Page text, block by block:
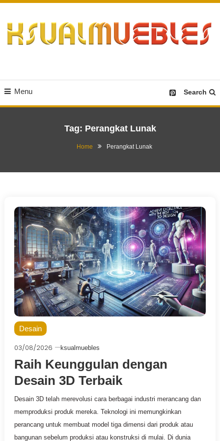
Content
Menu Search
Tag: Perangkat Lunak
Home Perangkat Lunak
Desain
03/08/2026 ksualmuebles
Raih Keunggulan dengan
Desain 3D Terbaik
Desain 3D telah merevolusi cara berbagai industri merancang dan
memproduksi produk mereka. Teknologi ini memungkinkan
perancang untuk membuat model tiga dimensi dari produk atau
bangunan sebelum produksi atau konstruksi di mulai. Di dunia